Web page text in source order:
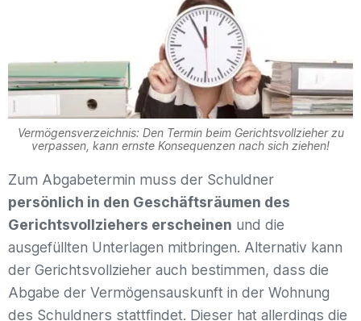
Vermögensverzeichnis: Den Termin beim Gerichtsvollzieher zu
verpassen, kann ernste Konsequenzen nach sich ziehen!
Zum Abgabetermin muss der Schuldner
persönlich in den Geschäftsräumen des
Gerichtsvollziehers erscheinen und die
ausgefüllten Unterlagen mitbringen. Alternativ kann
der Gerichtsvollzieher auch bestimmen, dass die
Abgabe der Vermögensauskunft in der Wohnung
des Schuldners stattfindet. Dieser hat allerdings die